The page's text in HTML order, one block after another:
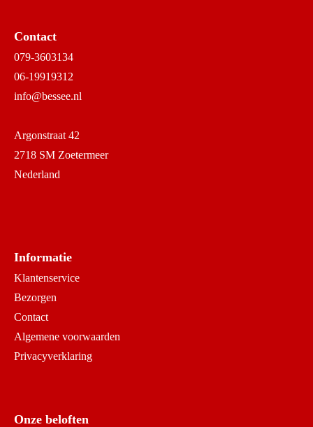
Contact
079-3603134
06-19919312
info@bessee.nl
Argonstraat 42
2718 SM Zoetermeer
Nederland
Informatie
Klantenservice
Bezorgen
Contact
Algemene voorwaarden
Privacyverklaring
Onze beloften